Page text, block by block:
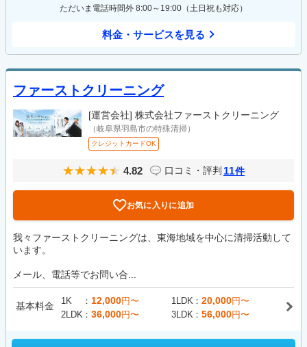
ただいま電話時間外 8:00～19:00（土日祝も対応）
料金・サービスを見る
ファーストクリーニング
[運営会社] 株式会社ファーストクリーニング
（岐阜県羽島市の特殊清掃）
クレジットカードOK
4.82 口コミ・評判 11件
お気に入りに追加
我々ファーストクリーニングは、東海地域を中心に清掃活動して
います。
メール、電話等でお問い合...
基本料金 1K 12,000円〜 1LDK 20,000円〜
2LDK
36,000円〜 3LDK 56,000円〜